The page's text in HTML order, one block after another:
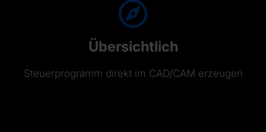
Übersichtlich
Steuerprogramm direkt im CAD/CAM erzeugen